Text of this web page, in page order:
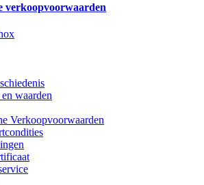
verkoopvoorwaarden
waarden
Verkoopvoorwaarden